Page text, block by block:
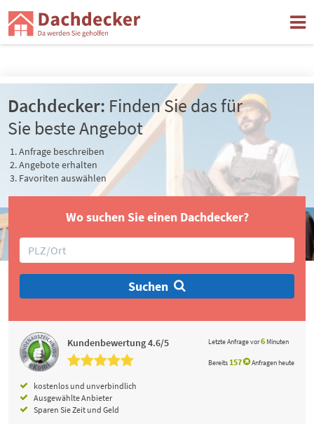
Dachdecker: Finden Sie das für
Sie beste Angebot
Anfrage beschreiben
Angebote erhalten
Favoriten auswählen
Wo suchen Sie einen Dachdecker?
Suchen
Kundenbewertung 4.6/5 Letzte Anfrage vor6 Minuten
Bereits157 Anfragen heute
kostenlos und unverbindlich
Ausgewählte Anbieter
Sparen Sie Zeit und Geld